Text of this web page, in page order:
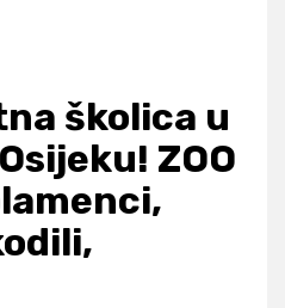
školica u
ZOO